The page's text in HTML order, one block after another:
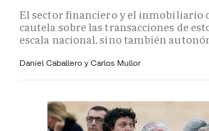
El sector financiero y el inmobiliario
cautela sobre las transacciones de
escala nacional, sino también
Daniel Caballero y Carlos Mullor